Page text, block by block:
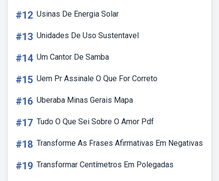
#12 Usinas De Energia Solar
#13 Unidades De Uso Sustentavel
#14 Um Cantor De Samba
#15 Uem Pr Assinale O Que For Correto
#16 Uberaba Minas Gerais Mapa
#17 Tudo O Que Sei Sobre O Amor Pdf
#18 Transforme As Frases Afirmativas Em Negativas
#19 Transformar Centímetros Em Polegadas